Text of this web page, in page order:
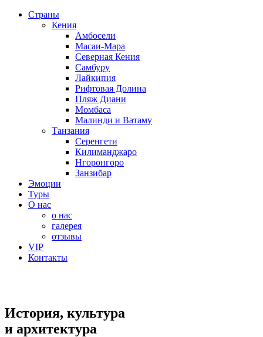
Страны
Кения
Амбосели
Масаи-Мара
Северная Кения
Самбуру
Лайкипия
Рифтовая Долина
Пляж Диани
Момбаса
Малинди и Ватаму
Танзания
Серенгети
Килиманджаро
Нгоронгоро
Занзибар
Эмоции
Туры
О нас
о нас
галерея
отзывы
VIP
Контакты
История, культура
и архитектура